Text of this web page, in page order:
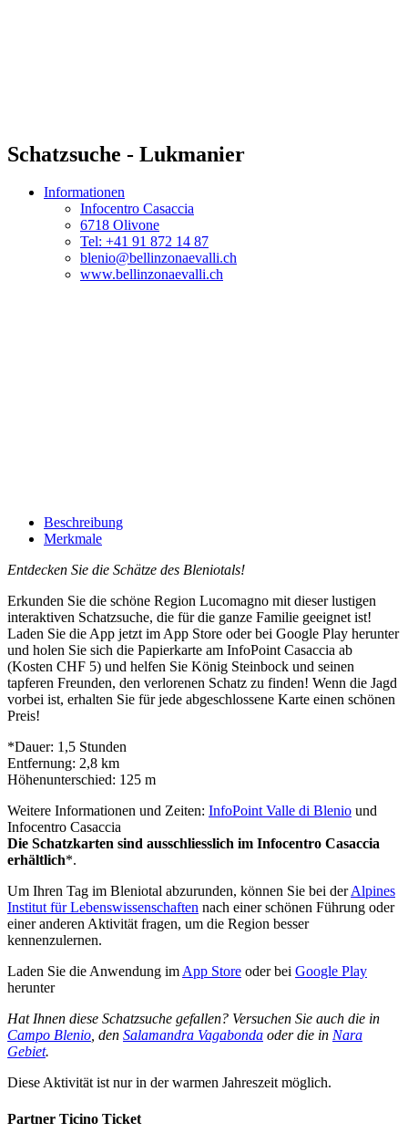
Schatzsuche - Lukmanier
Informationen
Infocentro Casaccia
6718 Olivone
Tel: +41 91 872 14 87
blenio@bellinzonaevalli.ch
www.bellinzonaevalli.ch
Beschreibung
Merkmale
Entdecken Sie die Schätze des Bleniotals!
Erkunden Sie die schöne Region Lucomagno mit dieser lustigen
interaktiven Schatzsuche, die für die ganze Familie geeignet ist!
Laden Sie die App jetzt im App Store oder bei Google Play herunter
und holen Sie sich die Papierkarte am InfoPoint Casaccia ab
(Kosten CHF 5) und helfen Sie König Steinbock und seinen
tapferen Freunden, den verlorenen Schatz zu finden! Wenn die Jagd
vorbei ist, erhalten Sie für jede abgeschlossene Karte einen schönen
Preis!
*Dauer: 1,5 Stunden
Entfernung: 2,8 km
Höhenunterschied: 125 m
Weitere Informationen und Zeiten: InfoPoint Valle di Blenio und
Infocentro Casaccia
Die Schatzkarten sind ausschliesslich im Infocentro Casaccia
erhältlich*.
Um Ihren Tag im Bleniotal abzurunden, können Sie bei derAlpines
Institut für Lebenswissenschaften nach einer schönen Führung oder
einer anderen Aktivität fragen, um die Region besser
kennenzulernen.
Laden Sie die Anwendung imApp Store oder bei Google Play
herunter
Hat Ihnen diese Schatzsuche gefallen? Versuchen Sie auch die in
Campo Blenio, den Salamandra Vagabonda oder die in Nara
Gebiet.
Diese Aktivität ist nur in der warmen Jahreszeit möglich.
Partner Ticino Ticket